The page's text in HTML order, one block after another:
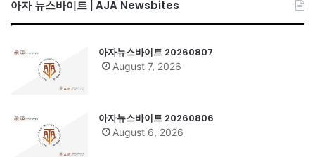
아자 뉴스바이트 | AJA Newsbites
아자뉴스바이트 20260807
August 7, 2026
아자뉴스바이트 20260806
August 6, 2026